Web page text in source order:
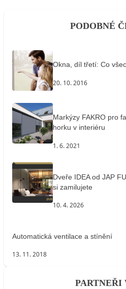
PODOBNÉ
Okna, díl třetí: Co
20. 10. 2016
Markýzy FAKRO pro
horku v interiéru
1. 6. 2021
Dveře IDEA od JAP
si zamilujete
10. 4. 2026
Automatická ventilace a stínění
13. 11. 2018
PARTNEŘI